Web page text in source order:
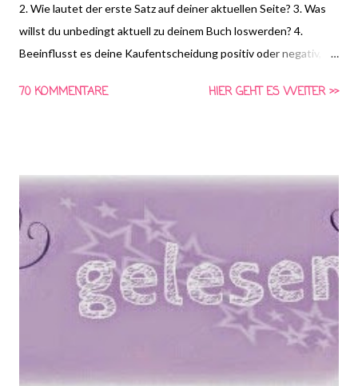
2. Wie lautet der erste Satz auf deiner aktuellen Seite? 3. Was
willst du unbedingt aktuell zu deinem Buch loswerden? 4.
Beeinflusst es deine Kaufentscheidung positiv oder negativ,
angelegt ist? Wenn ja, warum? (von Jana ) *HIER* könnt ihr
Allerlei ins Leben gerufen wurde. Die Aktion findet wöchentlich
immer Dienstags bei Steffi & Nadja von Schlunzen-Bücher statt.
Teilnehmen darf jeder wann immer er Lust und Zeit dazu hat.
Die Fragen dürfen auch nach Dienstag noch beantwortet
werden. Bitte benutzt bei einer Teilnahme das Gemeinsam-
Lesen Logo!
70 KOMMENTARE HIER GEHT ES WEITER >>